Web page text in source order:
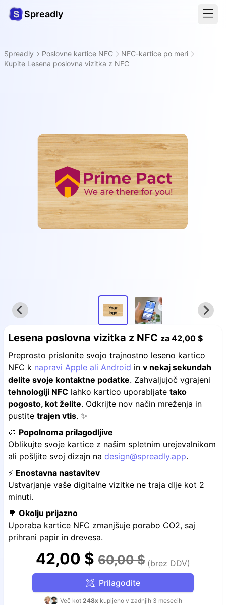
Spreadly
Spreadly Poslovne kartice NFC
NFC-kartice po meri
Kupite Lesena poslovna vizitka z NFC
Lesena poslovna vizitka z NFC za 42,00 $
Preprosto prislonite svojo trajnostno leseno kartico
NFC k napravi Apple ali Android in v nekaj sekundah
delite svoje kontaktne podatke. Zahvaljujoč vgrajeni
tehnologiji NFC lahko kartico uporabljate tako
pogosto, kot želite. Odkrijte nov način mreženja in
pustite trajen vtis. ✨
🎨 Popolnoma prilagodljive
Oblikujte svoje kartice z našim spletnim urejevalnikom
ali pošljite svoj dizajn na design@spreadly.app.
⚡️ Enostavna nastavitev
Ustvarjanje vaše digitalne vizitke ne traja dlje kot 2
minuti.
🌳 Okolju prijazno
Uporaba kartice NFC zmanjšuje porabo CO2, saj
prihrani papir in drevesa.
42,00 $ 60,00 $ (brez DDV)
Prilagodite
Več kot 248xkupljeno v zadnjih 3 mesecih